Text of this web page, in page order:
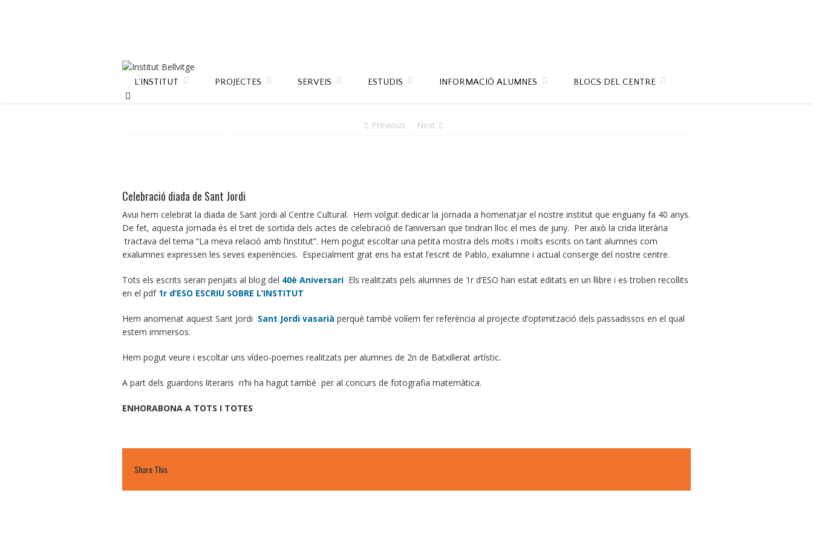
L’INSTITUT PROJECTES SERVEIS ESTUDIS INFORMACIÓ ALUMNES BLOCS DEL CENTRE
Previous Next
Celebració diada de Sant Jordi
Avui hem celebrat la diada de Sant Jordi al Centre Cultural. Hem volgut dedicar la jornada a homenatjar el nostre institut que enguany fa 40 anys.
De fet, aquesta jornada és el tret de sortida dels actes de celebració de l’aniversari que tindran lloc el mes de juny. Per això la crida literària
tractava del tema “La meva relació amb l’institut”. Hem pogut escoltar una petita mostra dels molts i molts escrits on tant alumnes com
exalumnes expressen les seves experiències. Especialment grat ens ha estat l’escrit de Pablo, exalumne i actual conserge del nostre centre.
Tots els escrits seran penjats al blog del 40è Aniversari Els realitzats pels alumnes de 1r d’ESO han estat editats en un llibre i es troben recollits
en el pdf 1r d’ESO ESCRIU SOBRE L’INSTITUT
Hem anomenat aquest Sant Jordi Sant Jordi vasarià perquè també volíem fer referència al projecte d’optimització dels passadissos en el qual
estem immersos.
Hem pogut veure i escoltar uns vídeo-poemes realitzats per alumnes de 2n de Batxillerat artístic.
A part dels guardons literaris n’hi ha hagut també per al concurs de fotografia matemàtica.
ENHORABONA A TOTS I TOTES
Share This